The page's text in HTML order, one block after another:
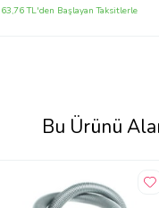
63,76 TL'den Başlayan Taksitlerle
Bu Ürünü